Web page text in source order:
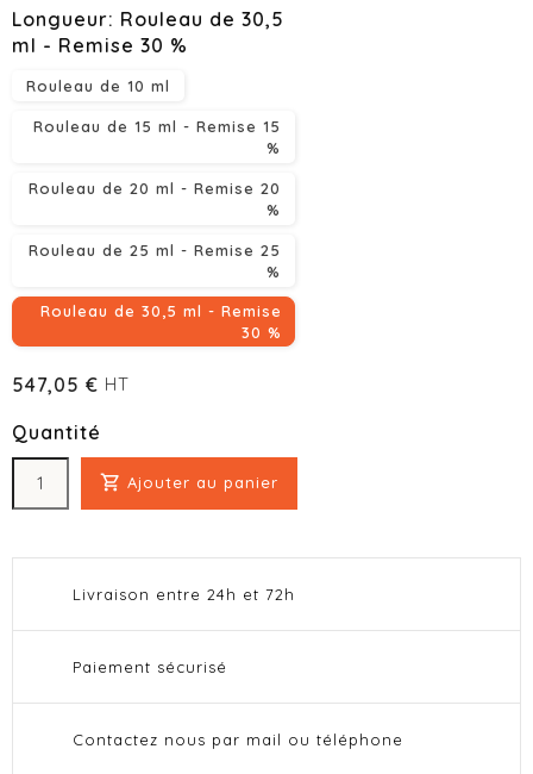
Longueur: Rouleau de 30,5
ml - Remise 30 %
Rouleau de 10 ml
Rouleau de 15 ml - Remise 15
%
Rouleau de 20 ml - Remise 20
%
Rouleau de 25 ml - Remise 25
%
Rouleau de 30,5 ml - Remise
30 %
547,05 € HT
Quantité
 Ajouter au panier
Livraison entre 24h et 72h
Paiement sécurisé
Contactez nous par mail ou téléphone